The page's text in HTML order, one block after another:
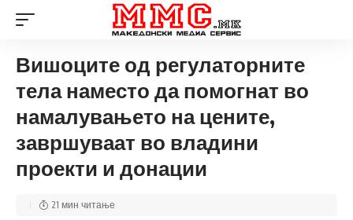
Вишоците од регулаторните
тела наместо да помогнат во
намалувањето на цените,
завршуваат во владини
проекти и донации
21 мин читање